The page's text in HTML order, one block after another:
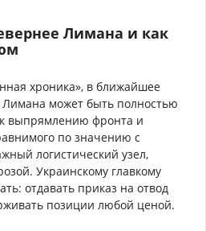
Лимана и как
хроника», в ближайшее
Лимана может быть полностью
выпрямлению фронта и
по значению с
логистический узел,
Украинскому главкому
отдавать приказ на отвод
позиции любой ценой.